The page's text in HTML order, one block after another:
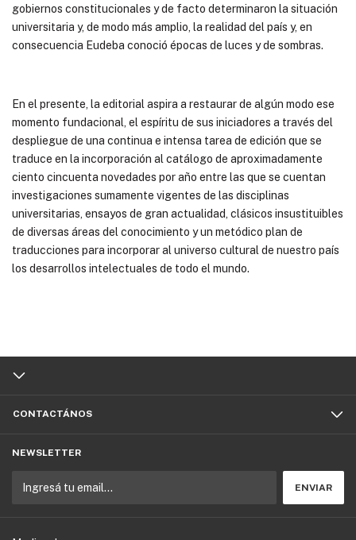
gobiernos constitucionales y de facto determinaron la situación
universitaria y, de modo más amplio, la realidad del país y, en
consecuencia Eudeba conoció épocas de luces y de sombras.
En el presente, la editorial aspira a restaurar de algún modo ese
momento fundacional, el espíritu de sus iniciadores a través del
despliegue de una continua e intensa tarea de edición que se
traduce en la incorporación al catálogo de aproximadamente
ciento cincuenta novedades por año entre las que se cuentan
investigaciones sumamente vigentes de las disciplinas
universitarias, ensayos de gran actualidad, clásicos insustituibles
de diversas áreas del conocimiento y un metódico plan de
traducciones para incorporar al universo cultural de nuestro país
los desarrollos intelectuales de todo el mundo.
CONTACTÁNOS
NEWSLETTER